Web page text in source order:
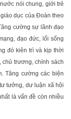
nói chung, giới trẻ
dục của Đoàn theo
cường sự lãnh đạo
đạo đức, lối sống
đó kiên trì và kịp thời
chủ trương, chính sách
Tăng cường các biện
tưởng, dư luận xã hội
là vấn đề còn nhiều